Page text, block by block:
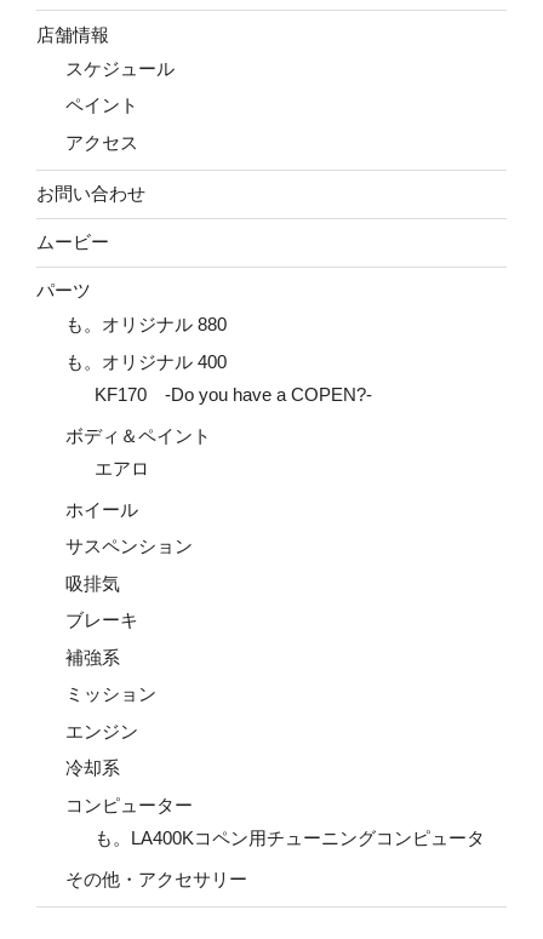
店舗情報
スケジュール
ペイント
アクセス
お問い合わせ
ムービー
パーツ
も。オリジナル 880
も。オリジナル 400
KF170 -Do you have a COPEN?-
ボディ＆ペイント
エアロ
ホイール
サスペンション
吸排気
ブレーキ
補強系
ミッション
エンジン
冷却系
コンピューター
も。LA400Kコペン用チューニングコンピュータ
その他・アクセサリー